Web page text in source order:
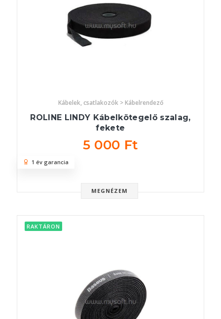
Kábelek, csatlakozók > Kábelrendező
ROLINE LINDY Kábelkötegelő szalag,
fekete
5 000 Ft
MEGNÉZEM
1 év garancia
RAKTÁRON